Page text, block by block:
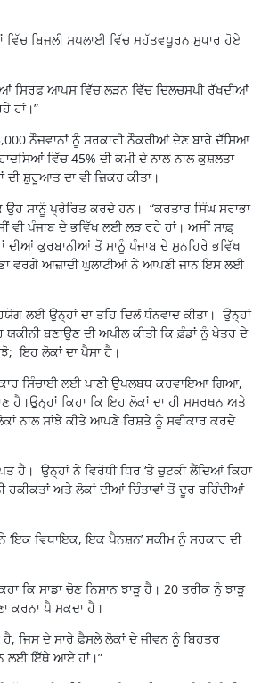
ਵਿੱਚ ਬਿਜਲੀ ਸਪਲਾਈ ਵਿੱਚ ਮਹੱਤਵਪੂਰਨ ਸੁਧਾਰ ਹੋਏ
ਸਿਰਫ ਆਪਸ ਵਿੱਚ ਲੜਨ ਵਿੱਚ ਦਿਲਚਸਪੀ ਰੱਖਦੀਆਂ
ਹਾਂ।”
ਨੌਜਵਾਨਾਂ ਨੂੰ ਸਰਕਾਰੀ ਨੌਕਰੀਆਂ ਦੇਣ ਬਾਰੇ ਦੱਸਿਆ
ਵਿੱਚ 45% ਦੀ ਕਮੀ ਦੇ ਨਾਲ-ਨਾਲ ਕੁਸ਼ਲਤਾ
ਸ਼ੁਰੂਆਤ ਦਾ ਵੀ ਜ਼ਿਕਰ ਕੀਤਾ।
ਸਾਨੂੰ ਪ੍ਰੇਰਿਤ ਕਰਦੇ ਹਨ। “ਕਰਤਾਰ ਸਿੰਘ ਸਰਾਭਾ
ਵੀ ਪੰਜਾਬ ਦੇ ਭਵਿੱਖ ਲਈ ਲੜ ਰਹੇ ਹਾਂ। ਅਸੀਂ ਸਾਫ਼਼
ਕੁਰਬਾਨੀਆਂ ਤੋਂ ਸਾਨੂੰ ਪੰਜਾਬ ਦੇ ਸੁਨਹਿਰੇ ਭਵਿੱਖ
ਵਰਗੇ ਆਜ਼ਾਦੀ ਘੁਲਾਟੀਆਂ ਨੇ ਆਪਣੀ ਜਾਨ ਇਸ ਲਈ
ਲਈ ਉਨ੍ਹਾਂ ਦਾ ਤਹਿ ਦਿਲੋਂ ਧੰਨਵਾਦ ਕੀਤਾ। ਉਨ੍ਹਾਂ
ਬਣਾਉਣ ਦੀ ਅਪੀਲ ਕੀਤੀ ਕਿ ਫ਼ੰਡਾਂ ਨੂੰ ਖੇਤਰ ਦੇ
ਇਹ ਲੋਕਾਂ ਦਾ ਪੈਸਾ ਹੈ।
ਸਿੰਚਾਈ ਲਈ ਪਾਣੀ ਉਪਲਬਧ ਕਰਵਾਇਆ ਗਿਆ,
ਹੈ।ਉਨ੍ਹਾਂ ਕਿਹਾ ਕਿ ਇਹ ਲੋਕਾਂ ਦਾ ਹੀ ਸਮਰਥਨ ਅਤੇ
ਨਾਲ ਸਾਂਝੇ ਕੀਤੇ ਆਪਣੇ ਰਿਸ਼ਤੇ ਨੂੰ ਸਵੀਕਾਰ ਕਰਦੇ
ਹੈ। ਉਨ੍ਹਾਂ ਨੇ ਵਿਰੋਧੀ ਧਿਰ ‘ਤੇ ਚੁਟਕੀ ਲੈਂਦਿਆਂ ਕਿਹਾ
ਹਕੀਕਤਾਂ ਅਤੇ ਲੋਕਾਂ ਦੀਆਂ ਚਿੰਤਾਵਾਂ ਤੋਂ ਦੂਰ ਰਹਿੰਦੀਆਂ
ਵਿਧਾਇਕ, ਇਕ ਪੈਨਸ਼ਨ’ ਸਕੀਮ ਨੂੰ ਸਰਕਾਰ ਦੀ
ਕਿ ਸਾਡਾ ਚੋਣ ਨਿਸ਼ਾਨ ਝਾੜੂ ਹੈ। 20 ਤਰੀਕ ਨੂੰ ਝਾੜੂ
ਕਰਨਾ ਪੈ ਸਕਦਾ ਹੈ।
ਜਿਸ ਦੇ ਸਾਰੇ ਫ਼ੈਸਲੇ ਲੋਕਾਂ ਦੇ ਜੀਵਨ ਨੂੰ ਬਿਹਤਰ
ਲਈ ਇੱਥੇ ਆਏ ਹਾਂ।”